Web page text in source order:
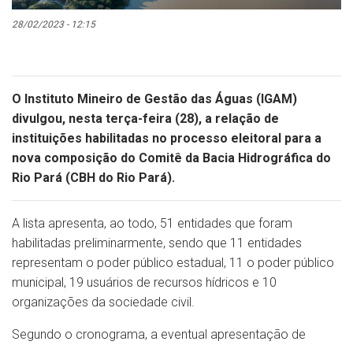
28/02/2023 - 12:15
O Instituto Mineiro de Gestão das Águas (IGAM)
divulgou, nesta terça-feira (28), a relação de
instituições habilitadas no processo eleitoral para a
nova composição do Comitê da Bacia Hidrográfica do
Rio Pará (CBH do Rio Pará).
A lista apresenta, ao todo, 51 entidades que foram
habilitadas preliminarmente, sendo que 11 entidades
representam o poder público estadual, 11 o poder público
municipal, 19 usuários de recursos hídricos e 10
organizações da sociedade civil.
Segundo o cronograma, a eventual apresentação de